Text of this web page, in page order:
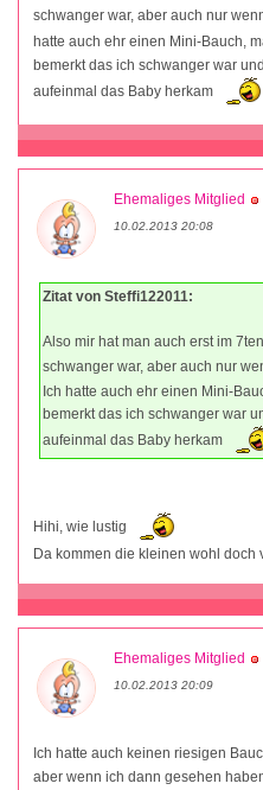
schwanger war, aber auch nur
hatte auch ehr einen Mini-Bauch,
bemerkt das ich schwanger war
aufeinmal das Baby herkam
Ehemaliges Mitglied
10.02.2013 20:08
Zitat von Steffi122011:
Also mir hat man auch erst im
schwanger war, aber auch nur
Ich hatte auch ehr einen Mini-
bemerkt das ich schwanger war
aufeinmal das Baby herkam
Hihi, wie lustig
Da kommen die kleinen wohl doch
Ehemaliges Mitglied
10.02.2013 20:09
Ich hatte auch keinen riesigen
aber wenn ich dann gesehen